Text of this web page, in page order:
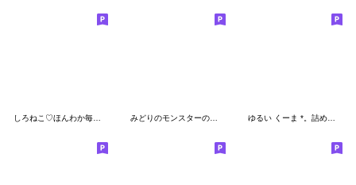
ゆるい くーま *。詰め合わせ絵文字